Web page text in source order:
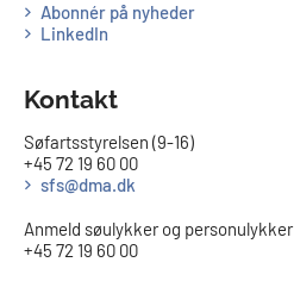
Abonnér på nyheder
LinkedIn
Kontakt
Søfartsstyrelsen (9-16)
+45 72 19 60 00
sfs@dma.dk
Anmeld søulykker og personulykker
+45 72 19 60 00